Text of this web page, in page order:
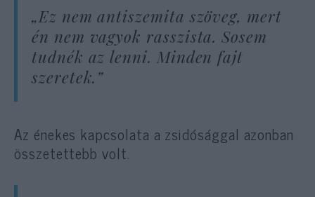
„Ez nem antiszemita szöveg, mert
én nem vagyok rasszista. Sosem
tudnék az lenni. Minden fajt
szeretek.”
Az énekes kapcsolata a zsidósággal azonban
összetettebb volt.